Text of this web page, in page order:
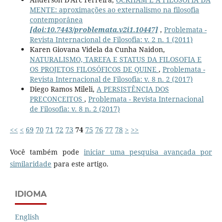
MENTE: aproximações ao externalismo na filosofia
contemporânea
[doi:10.7443/problemata.v2i1.10447], Problemata -
Revista Internacional de Filosofia: v. 2 n. 1 (2011)
Karen Giovana Videla da Cunha Naidon,
NATURALISMO, TAREFA E STATUS DA FILOSOFIA E
OS PROJETOS FILOSÓFICOS DE QUINE , Problemata -
Revista Internacional de Filosofia: v. 8 n. 2 (2017)
Diego Ramos Mileli, A PERSISTÊNCIA DOS
PRECONCEITOS , Problemata - Revista Internacional
de Filosofia: v. 8 n. 2 (2017)
<< < 69 70 71 72 73 74 75 76 77 78 > >>
Você também podeiniciar uma pesquisa avançada por
similaridade para este artigo.
IDIOMA
English